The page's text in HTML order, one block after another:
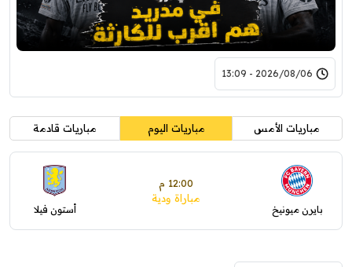
2026/08/06 - 13:09
مباريات الأمس مباريات اليوم مباريات قادمة
بايرن ميونيخ
12:00 م
مباراة ودية
أستون فيلا